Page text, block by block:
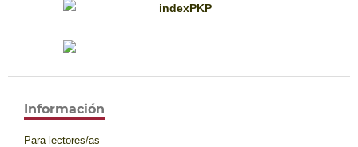
Información
Para lectores/as